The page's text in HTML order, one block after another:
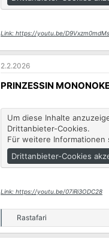
Link: https://youtu.be/D9Vxzm0mdMs
2.2.2026
PRINZESSIN
Um diese Inhalte
Drittanbieter-Cookies.
Für weitere Informationen
Drittanbieter-Cookies
Link: https://youtu.be/07iRi3ODC28
e
Rastafari